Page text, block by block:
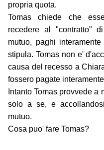
propria quota.
Tomas chiede che
recedere al "contratto"
mutuo, paghi
stipula. Tomas non e'
causa del recesso a
fossero pagate
Intanto Tomas provvede
solo a se, e
mutuo.
Cosa puo' fare Tomas?